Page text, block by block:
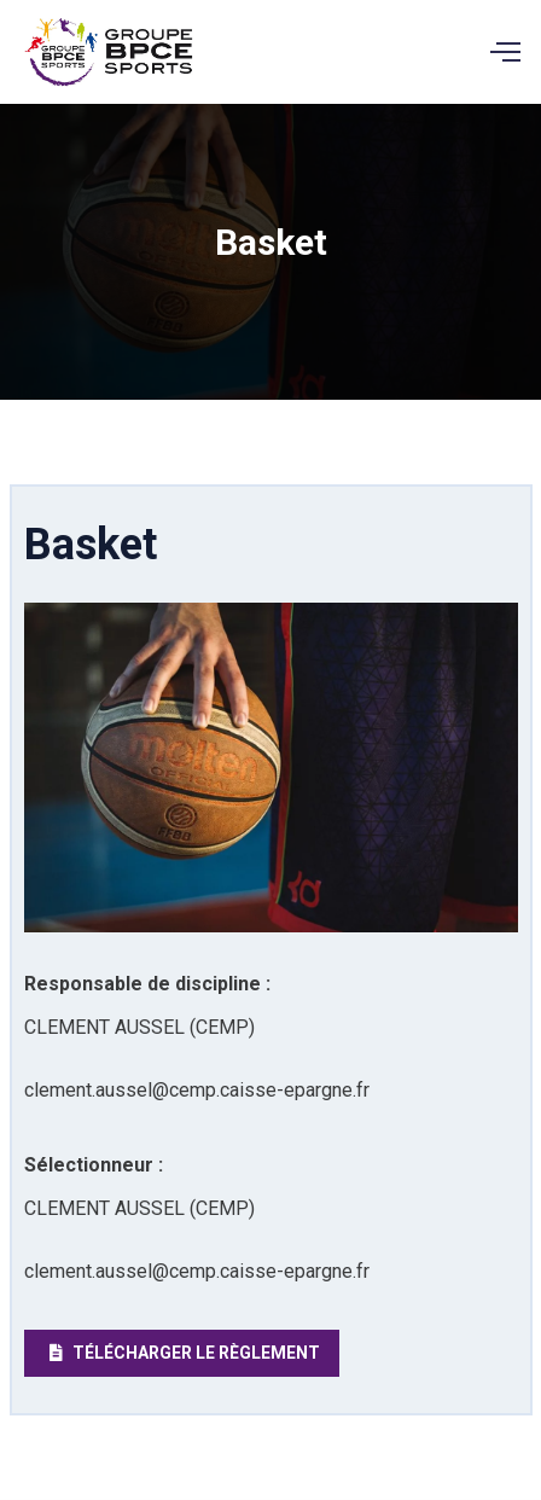
Basket
Basket
Responsable de discipline :
CLEMENT AUSSEL (CEMP)
clement.aussel@cemp.caisse-epargne.fr
Sélectionneur :
CLEMENT AUSSEL (CEMP)
clement.aussel@cemp.caisse-epargne.fr
TÉLÉCHARGER LE RÈGLEMENT